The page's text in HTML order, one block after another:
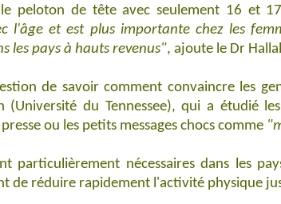
peloton de tête avec seulement 16 et
l'âge et est plus importante chez les
les pays à hauts revenus", ajoute le Dr
de savoir comment convaincre les
(Université du Tennessee), qui a étudié
ou les petits messages chocs comme
particulièrement nécessaires dans les
de réduire rapidement l'activité physique